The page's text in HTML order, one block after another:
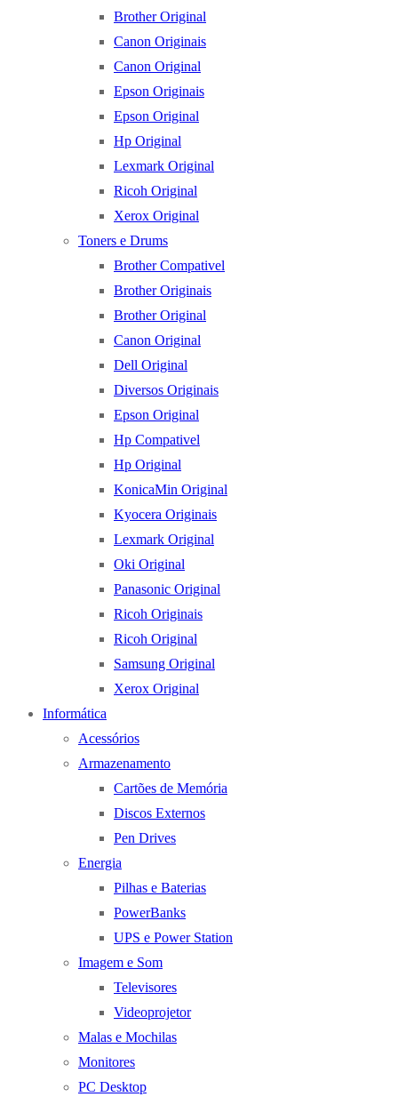
Brother Original
Canon Originais
Canon Original
Epson Originais
Epson Original
Hp Original
Lexmark Original
Ricoh Original
Xerox Original
Toners e Drums
Brother Compativel
Brother Originais
Brother Original
Canon Original
Dell Original
Diversos Originais
Epson Original
Hp Compativel
Hp Original
KonicaMin Original
Kyocera Originais
Lexmark Original
Oki Original
Panasonic Original
Ricoh Originais
Ricoh Original
Samsung Original
Xerox Original
Informática
Acessórios
Armazenamento
Cartões de Memória
Discos Externos
Pen Drives
Energia
Pilhas e Baterias
PowerBanks
UPS e Power Station
Imagem e Som
Televisores
Videoprojetor
Malas e Mochilas
Monitores
PC Desktop